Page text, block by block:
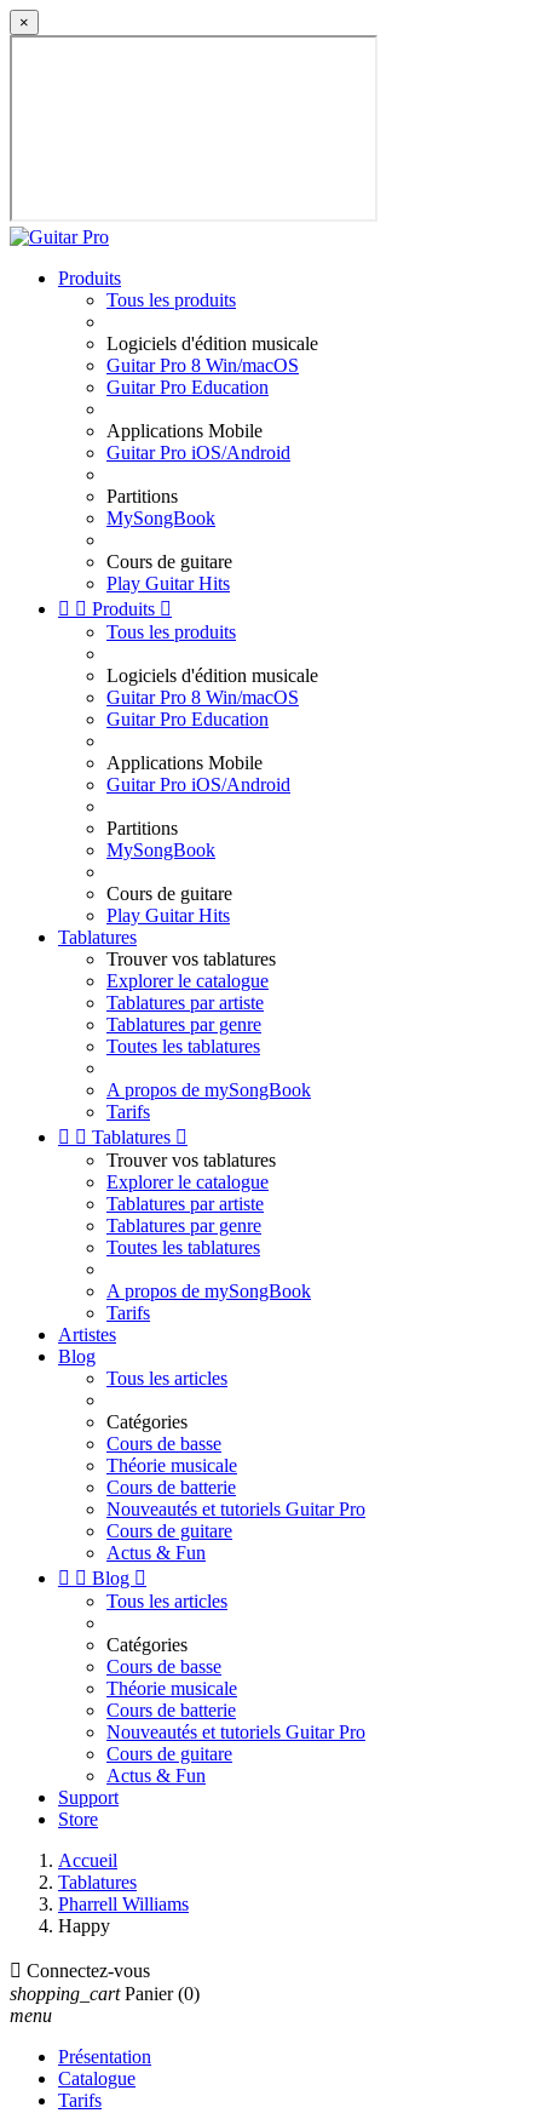
×
Produits
Tous les produits
Logiciels d'édition musicale
Guitar Pro 8 Win/macOS
Guitar Pro Education
Applications Mobile
Guitar Pro iOS/Android
Partitions
MySongBook
Cours de guitare
Play Guitar Hits
  Produits 
Tous les produits
Logiciels d'édition musicale
Guitar Pro 8 Win/macOS
Guitar Pro Education
Applications Mobile
Guitar Pro iOS/Android
Partitions
MySongBook
Cours de guitare
Play Guitar Hits
Tablatures
Trouver vos tablatures
Explorer le catalogue
Tablatures par artiste
Tablatures par genre
Toutes les tablatures
A propos de mySongBook
Tarifs
  Tablatures 
Trouver vos tablatures
Explorer le catalogue
Tablatures par artiste
Tablatures par genre
Toutes les tablatures
A propos de mySongBook
Tarifs
Artistes
Blog
Tous les articles
Catégories
Cours de basse
Théorie musicale
Cours de batterie
Nouveautés et tutoriels Guitar Pro
Cours de guitare
Actus & Fun
  Blog 
Tous les articles
Catégories
Cours de basse
Théorie musicale
Cours de batterie
Nouveautés et tutoriels Guitar Pro
Cours de guitare
Actus & Fun
Support
Store
Accueil
Tablatures
Pharrell Williams
Happy
 Connectez-vous
shopping_cart Panier (0)
menu
Présentation
Catalogue
Tarifs